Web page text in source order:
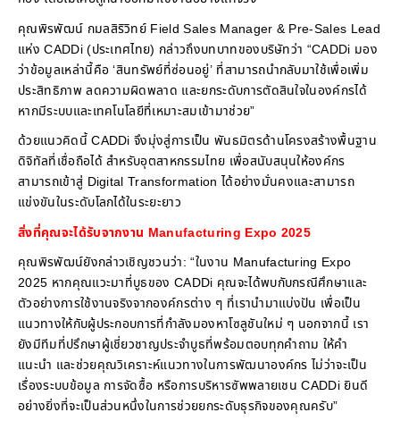
คุณพิรพัฒน์ กมลสิริวิทย์ Field Sales Manager & Pre-Sales Lead
แห่ง CADDi (ประเทศไทย) กล่าวถึงบทบาทของบริษัทว่า “CADDi มอง
ว่าข้อมูลเหล่านี้คือ ‘สินทรัพย์ที่ซ่อนอยู่’ ที่สามารถนำกลับมาใช้เพื่อเพิ่ม
ประสิทธิภาพ ลดความผิดพลาด และยกระดับการตัดสินใจในองค์กรได้
หากมีระบบและเทคโนโลยีที่เหมาะสมเข้ามาช่วย”
ด้วยแนวคิดนี้ CADDi จึงมุ่งสู่การเป็น พันธมิตรด้านโครงสร้างพื้นฐาน
ดิจิทัลที่เชื่อถือได้ สำหรับอุตสาหกรรมไทย เพื่อสนับสนุนให้องค์กร
สามารถเข้าสู่ Digital Transformation ได้อย่างมั่นคงและสามารถ
แข่งขันในระดับโลกได้ในระยะยาว
สิ่งที่คุณจะได้รับจากงาน Manufacturing Expo 2025
คุณพิรพัฒน์ยังกล่าวเชิญชวนว่า: “ในงาน Manufacturing Expo
2025 หากคุณแวะมาที่บูธของ CADDi คุณจะได้พบกับกรณีศึกษาและ
ตัวอย่างการใช้งานจริงจากองค์กรต่าง ๆ ที่เรานำมาแบ่งปัน เพื่อเป็น
แนวทางให้กับผู้ประกอบการที่กำลังมองหาโซลูชันใหม่ ๆ นอกจากนี้ เรา
ยังมีทีมที่ปรึกษาผู้เชี่ยวชาญประจำบูธที่พร้อมตอบทุกคำถาม ให้คำ
แนะนำ และช่วยคุณวิเคราะห์แนวทางในการพัฒนาองค์กร ไม่ว่าจะเป็น
เรื่องระบบข้อมูล การจัดซื้อ หรือการบริหารซัพพลายเชน CADDi ยินดี
อย่างยิ่งที่จะเป็นส่วนหนึ่งในการช่วยยกระดับธุรกิจของคุณครับ”